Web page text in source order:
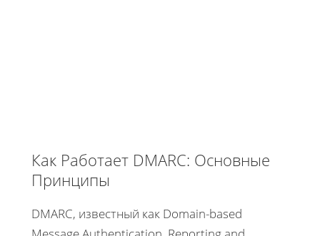
Как Работает DMARC: Основные
Принципы
DMARC, известный как Domain-based